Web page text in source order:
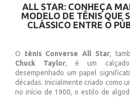
ALL STAR: CONHEÇA
MODELO DE TÊNIS QUE
CLÁSSICO ENTRE O
O tênis Converse All Star,
Chuck Taylor, é um
desempenhado um papel
décadas. Inicialmente criado como
no início de 1900, o estilo de